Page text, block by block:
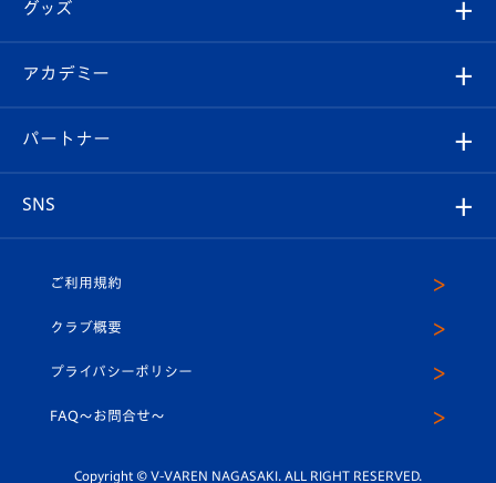
チケット
イベント
メディア
ホームタウン
スタッフプロフィール
マスコット紹介
平和祈念活動
ホームタウン活動
Revive Team
ヴィヴィくんの長崎おもてなしガイド
フォトギャラリー
スタジアムグルメ
V-LOVERS（ファンクラブ）
プレイヤーズスイート
グッズ
オンラインショップ
店舗情報
アカデミー
育成からのお知らせ
U-18
スクール
パートナー
SNS
ヴィヴィくんインスタグラム
公式LINE＠
ご利用規約
クラブ概要
プライバシーポリシー
FAQ〜お問合せ〜
Copyright © V-VAREN NAGASAKI. ALL RIGHT RESERVED.